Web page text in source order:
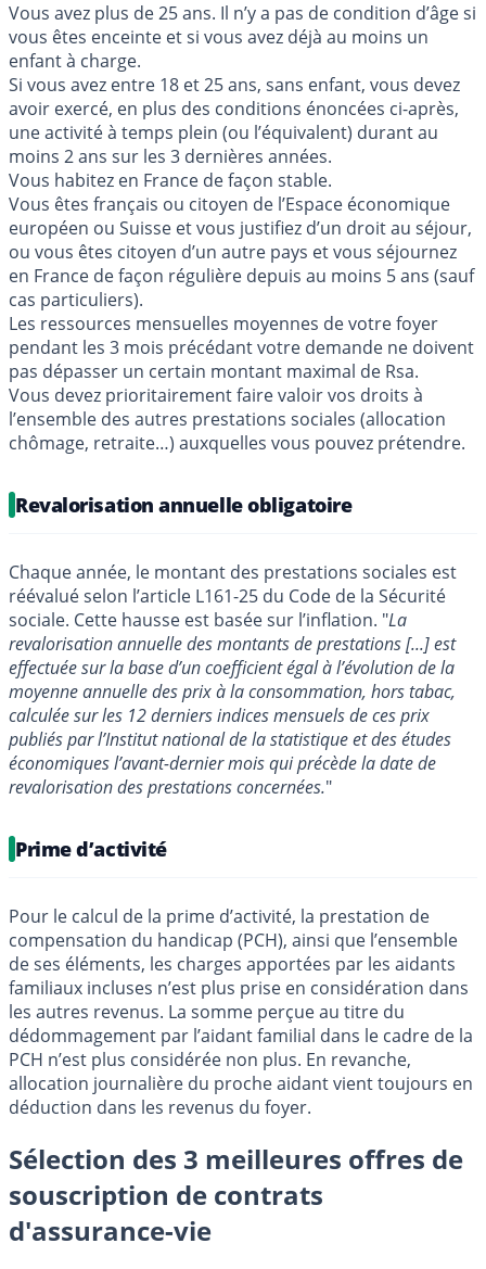
Vous avez plus de 25 ans. Il n’y a pas de condition d’âge si
vous êtes enceinte et si vous avez déjà au moins un
enfant à charge.
Si vous avez entre 18 et 25 ans, sans enfant, vous devez
avoir exercé, en plus des conditions énoncées ci-après,
une activité à temps plein (ou l’équivalent) durant au
moins 2 ans sur les 3 dernières années.
Vous habitez en France de façon stable.
Vous êtes français ou citoyen de l’Espace économique
européen ou Suisse et vous justifiez d’un droit au séjour,
ou vous êtes citoyen d’un autre pays et vous séjournez
en France de façon régulière depuis au moins 5 ans (sauf
cas particuliers).
Les ressources mensuelles moyennes de votre foyer
pendant les 3 mois précédant votre demande ne doivent
pas dépasser un certain montant maximal de Rsa.
Vous devez prioritairement faire valoir vos droits à
l’ensemble des autres prestations sociales (allocation
chômage, retraite…) auxquelles vous pouvez prétendre.
Revalorisation annuelle obligatoire
Chaque année, le montant des prestations sociales est
réévalué selon l’article L161-25 du Code de la Sécurité
sociale. Cette hausse est basée sur l’inflation. "La
revalorisation annuelle des montants de prestations [...] est
effectuée sur la base d’un coefficient égal à l’évolution de la
moyenne annuelle des prix à la consommation, hors tabac,
calculée sur les 12 derniers indices mensuels de ces prix
publiés par l’Institut national de la statistique et des études
économiques l’avant-dernier mois qui précède la date de
revalorisation des prestations concernées."
Prime d’activité
Pour le calcul de la prime d’activité, la prestation de
compensation du handicap (PCH), ainsi que l’ensemble
de ses éléments, les charges apportées par les aidants
familiaux incluses n’est plus prise en considération dans
les autres revenus. La somme perçue au titre du
dédommagement par l’aidant familial dans le cadre de la
PCH n’est plus considérée non plus. En revanche,
allocation journalière du proche aidant vient toujours en
déduction dans les revenus du foyer.
Sélection des 3 meilleures offres de
souscription de contrats
d'assurance-vie